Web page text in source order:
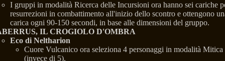
I gruppi in modalità Ricerca delle Incursioni ora hanno sei cariche
resurrezioni in combattimento all'inizio dello scontro e ottengono
carica ogni 90-150 secondi, in base alle dimensioni del gruppo.
IL CROGIOLO D'OMBRA
Eco di Neltharion
Cuore Vulcanico ora seleziona 4 personaggi in modalità Mitica
(invece di 5).